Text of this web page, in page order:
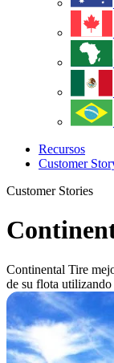
Recursos
Customer
Customer Stories
Continental Tire
de su flota